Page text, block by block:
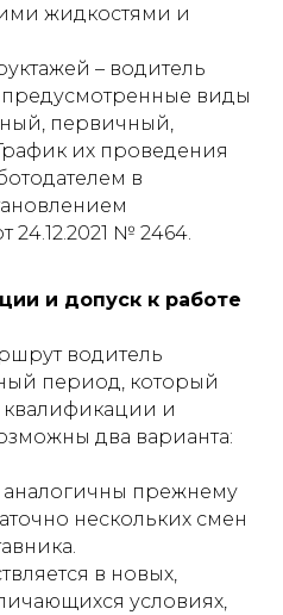
жидкостями и
– водитель
предусмотренные виды
первичный,
их проведения
в
24.12.2021 № 2464.
и допуск к работе
водитель
период, который
квалификации и
два варианта:
аналогичны прежнему
нескольких смен
в новых,
условиях,